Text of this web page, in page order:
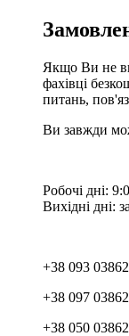
Якщо Ви не
фахівці
питань,
Ви завжди
Робочі дні:
Вихідні дні:
+38 093
+38 097
+38 050